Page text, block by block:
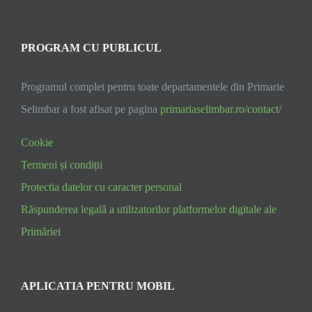
PROGRAM CU PUBLICUL
Programul complet pentru toate departamentele din Primarie
Selimbar a fost afisat pe pagina primariaselimbar.ro/contact/
Cookie
Termeni și condiții
Protectia datelor cu caracter personal
Răspunderea legală a utilizatorilor platformelor digitale ale
Primăriei
APLICATIA PENTRU MOBIL